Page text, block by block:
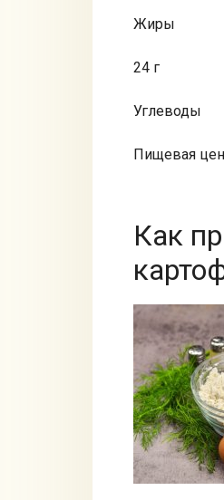
Жиры
24 г
Углеводы
Пищевая
Как